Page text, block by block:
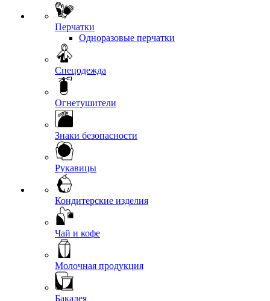
Перчатки
Одноразовые перчатки
Спецодежда
Огнетушители
Знаки безопасности
Рукавицы
Кондитерские изделия
Чай и кофе
Молочная продукция
Бакалея